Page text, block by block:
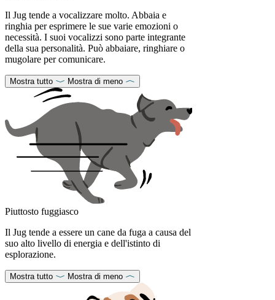
Il Jug tende a vocalizzare molto. Abbaia e
ringhia per esprimere le sue varie emozioni o
necessità. I suoi vocalizzi sono parte integrante
della sua personalità. Può abbaiare, ringhiare o
mugolare per comunicare.
Mostra tutto Mostra di meno
Piuttosto fuggiasco
Il Jug tende a essere un cane da fuga a causa del
suo alto livello di energia e dell'istinto di
esplorazione.
Mostra tutto Mostra di meno